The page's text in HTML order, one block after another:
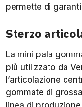
permette di
Sterzo
La mini pala
più utilizzato da
l’articolazione
gommate di